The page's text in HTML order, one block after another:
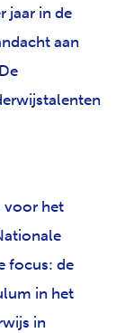
jaar in de
aan
voor het
focus: de
in het
in